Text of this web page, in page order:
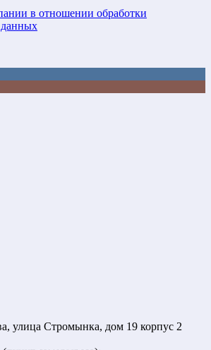
в отношении обработки
улица Стромынка, дом 19 корпус 2